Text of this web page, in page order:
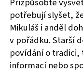
potřebují slyšet,
Mikuláš i anděl
v pořádku. Starší
povídání o
informací nebo